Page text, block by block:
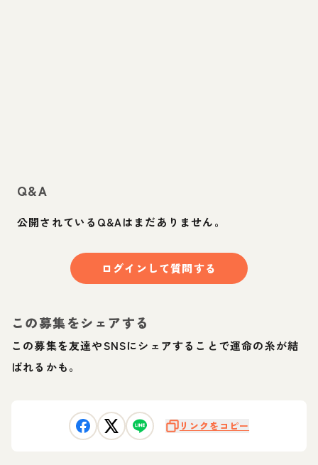
Q&A
公開されているQ&Aはまだありません。
ログインして質問する
この募集をシェアする
この募集を友達やSNSにシェアすることで運命の糸が結
ばれるかも。
リンクをコピー